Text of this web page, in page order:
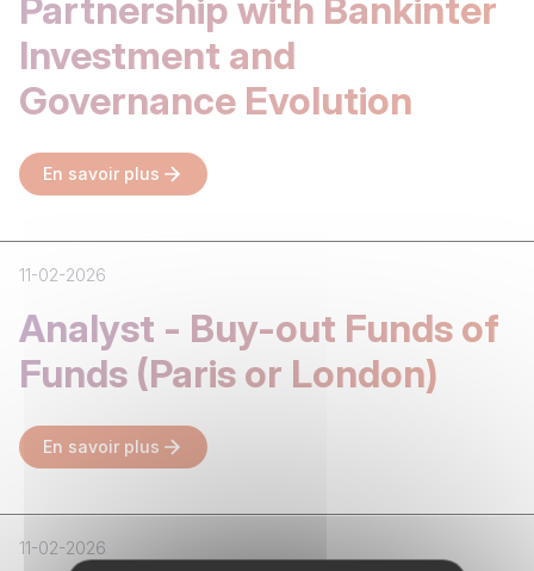
Partnership with Bankinter
Investment and
Governance Evolution
En savoir plus
11-02-2026
Analyst - Buy-out Funds of
Funds (Paris or London)
En savoir plus
11-02-2026